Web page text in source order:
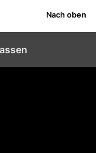
Nach oben